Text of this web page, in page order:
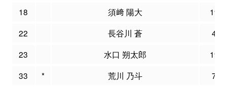
18
須﨑 陽大
19
22
長谷川 蒼
4
23
水口 朔太郎
19
33
* 荒川 乃斗
7